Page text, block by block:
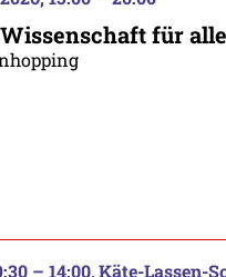
für
– 14:00 Käte-Lassen-